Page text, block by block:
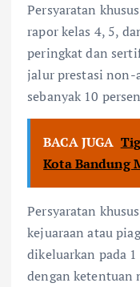
Persyaratan
rapor kelas 4, 5,
peringkat dan
jalur prestasi non-
sebanyak 10
BACA JUGA
Kota Bandung
Persyaratan
kejuaraan atau
dikeluarkan pada
dengan